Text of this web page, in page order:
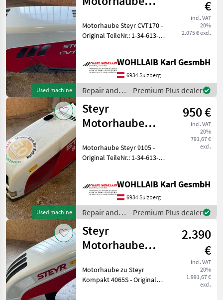
Used machine
613-850)
€
incl. VAT
20%
2.075 € excl.
Motorhaube Steyr CVT170 -
Original TeileNr.: 1-34-613-
Optisch in einem Guten
Zustand, Haube leicht verz
WOHLLAIB Karl GesmbH
6934 Sulzberg
Repair and
spare parts /
Steyr
Premium Plus dealer
Used machine
Steyr
Motorhaube
470)
950 €
incl. VAT
20%
791,67 €
excl.
Motorhaube Steyr 9105 -
Original TeileNr.: 1-34-613-
Brandschaden, siehe Bilder,
Lack ist dies hingehend Be
WOHLLAIB Karl GesmbH
6934 Sulzberg
Repair and
spare parts /
Steyr
Premium Plus dealer
Steyr
Motorhaube
(84340106)
2.390
€
incl. VAT
20%
1.991,67 €
excl.
Motorhaube zu Steyr
Kompakt 4065S - Original